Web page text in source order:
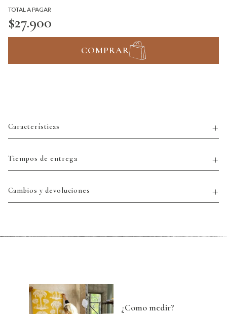
TOTAL A PAGAR
$27.900
COMPRAR
Características
Tiempos de entrega
Cambios y devoluciones
¿Como medir?